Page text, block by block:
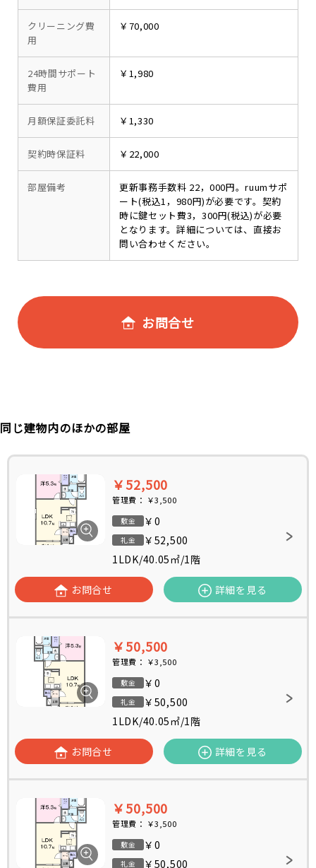
クリーニング費
用
￥70,000
24時間サポート
費用
￥1,980
月額保証委託料 ￥1,330
契約時保証料 ￥22,000
部屋備考
更新事務手数料 22，000円。ruumサポ
ート(税込1，980円)が必要です。契約
時に鍵セット費3，300円(税込)が必要
となります。詳細については、直接お
問い合わせください。
お問合せ
同じ建物内のほかの部屋
￥52,500
管理費： ￥3,500
敷金 ￥0
礼金
￥52,500
1LDK/40.05㎡/1階
お問合せ 詳細を見る
￥50,500
管理費： ￥3,500
敷金 ￥0
礼金
￥50,500
1LDK/40.05㎡/1階
お問合せ 詳細を見る
￥50,500
管理費： ￥3,500
敷金 ￥0
礼金 ￥50,500